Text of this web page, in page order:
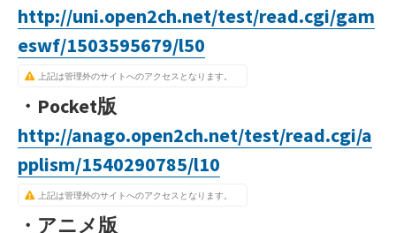
http://uni.open2ch.net/test/read.cgi/gam
eswf/1503595679/l50
上記は管理外のサイトへのアクセスとなります。
・Pocket版
http://anago.open2ch.net/test/read.cgi/a
pplism/1540290785/l10
上記は管理外のサイトへのアクセスとなります。
・アニメ版